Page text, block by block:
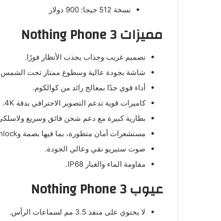
نسخة 512 جيجا: 900 دولار
مميزات Nothing Phone 3
تصميم غريب وجذاب يجذب الأنظار فورًا.
شاشة بجودة عالية وسطوع ممتاز تحت
أداء قوي جدًا بمعالج رائد من كوالكوم.
كاميرات قوية تدعم التصوير الاحترافي بدقة 4K.
بطارية كبيرة مع دعم شحن فائق وسريع
مستشعرات أمان متطورة، بما فيها بصمة وFace Unlock.
صوت ستيريو نقي وعالي الجودة.
مقاومة الماء والغبار IP68.
عيوب Nothing Phone 3
لا يحتوي على منفذ 3.5 مم لسماعات الرأس.